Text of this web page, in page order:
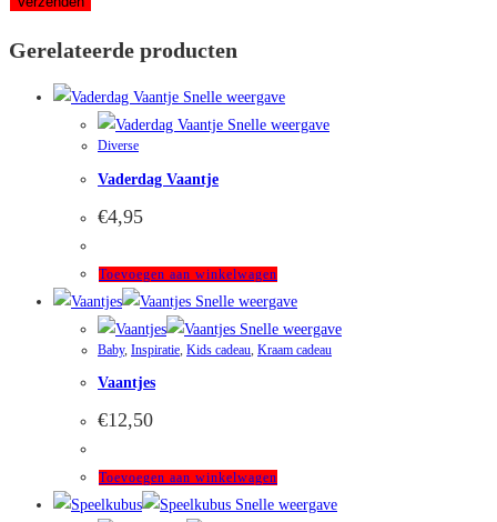
Gerelateerde producten
Snelle weergave
Snelle weergave
Diverse
Vaderdag Vaantje
€4,95
Toevoegen aan winkelwagen
Snelle weergave
Snelle weergave
Baby, Inspiratie Kids cadeau Kraam cadeau
Vaantjes
€12,50
Toevoegen aan winkelwagen
Snelle weergave